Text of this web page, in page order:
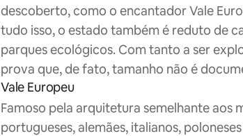
descoberto, como o encantador Vale
tudo isso, o estado também é reduto de
parques ecológicos. Com tanto a ser
prova que, de fato, tamanho não é
Vale Europeu
Famoso pela arquitetura semelhante aos
portugueses, alemães, italianos,